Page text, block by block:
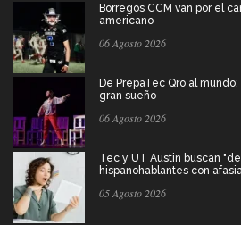
Borregos CCM van por el
americano
06 Agosto 2026
De PrepaTec Qro al
gran sueño
06 Agosto 2026
Tec y UT Austin buscan
hispanohablantes con afasia
05 Agosto 2026